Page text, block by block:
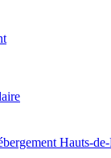
Hauts-